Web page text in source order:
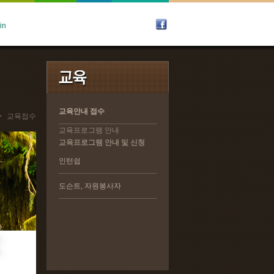
교육안내 접수
교육프로그램 안내
교육프로그램 안내 및 신청
인턴쉽
도슨트, 자원봉사자
교육안내 접수
교육프로그램 안내
교육프로그램 안내 및 신청
인턴쉽
도슨트, 자원봉사자
교육접수